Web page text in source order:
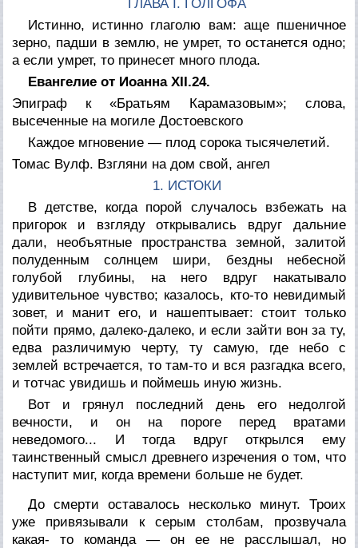
ГЛАВА I. ГОЛГОФА
Истинно, истинно глаголю вам: аще пшеничное
зерно, падши в землю, не умрет, то останется одно;
а если умрет, то принесет много плода.
Евангелие от Иоанна XII.24.
Эпиграф к «Братьям Карамазовым»; слова,
высеченные на могиле Достоевского
Каждое мгновение — плод сорока тысячелетий.
Томас Вулф. Взгляни на дом свой, ангел
1. ИСТОКИ
В детстве, когда порой случалось взбежать на
пригорок и взгляду открывались вдруг дальние
дали, необъятные пространства земной, залитой
полуденным солнцем шири, бездны небесной
голубой глубины, на него вдруг накатывало
удивительное чувство; казалось, кто-то невидимый
зовет, и манит его, и нашептывает: стоит только
пойти прямо, далеко-далеко, и если зайти вон за ту,
едва различимую черту, ту самую, где небо с
землей встречается, то там-то и вся разгадка всего,
и тотчас увидишь и поймешь иную жизнь.
Вот и грянул последний день его недолгой
вечности, и он на пороге перед вратами
неведомого... И тогда вдруг открылся ему
таинственный смысл древнего изречения о том, что
наступит миг, когда времени больше не будет.
До смерти оставалось несколько минут. Троих
уже привязывали к серым столбам, прозвучала
какая- то команда — он ее не расслышал, но